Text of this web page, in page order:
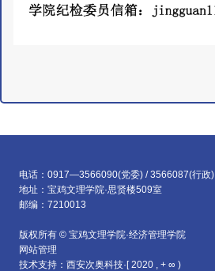
电话：0917—3566090(党委) / 3566087(行政)
地址：宝鸡文理学院·思贤楼509室
邮编：7210013
版权所有 © 宝鸡文理学院·经济管理学院
网站管理
技术支持：西安次奥科技·[ 2020 , + ∞ )